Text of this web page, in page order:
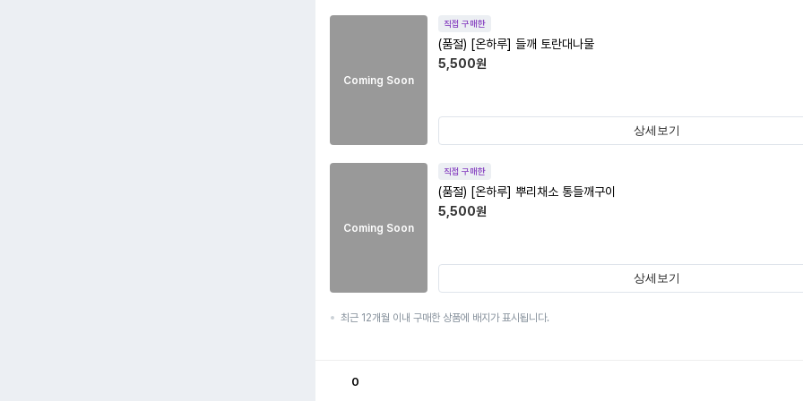
Coming Soon
직접 구매한
(품절) [온하루] 들깨 토란대나물
5,500원
상세보기
Coming Soon
직접 구매한
(품절) [온하루] 뿌리채소 통들깨구이
5,500원
상세보기
최근 12개월 이내 구매한 상품에 배지가 표시됩니다.
0